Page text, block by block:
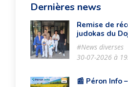
Dernières news
Remise de
judokas du
#News diverses
30-07-2026 à
📰 Péron Info